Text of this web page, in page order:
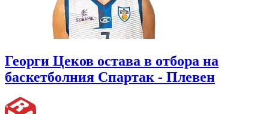
Георги Цеков остава в отбора на
баскетболния Спартак - Плевен